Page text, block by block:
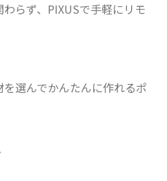
らず、PIXUSで手軽にリモ
選んでかんたんに作れるポ